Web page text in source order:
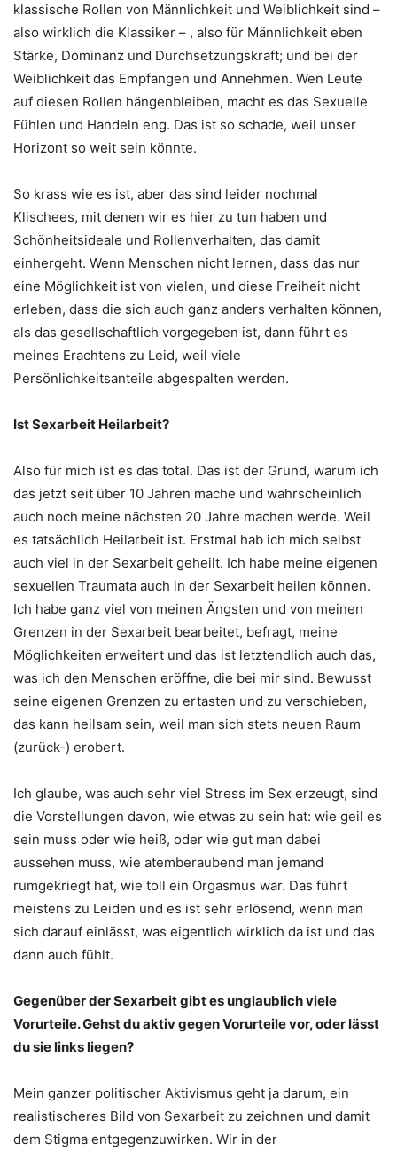
klassische Rollen von Männlichkeit und Weiblichkeit sind –
also wirklich die Klassiker – , also für Männlichkeit eben
Stärke, Dominanz und Durchsetzungskraft; und bei der
Weiblichkeit das Empfangen und Annehmen. Wen Leute
auf diesen Rollen hängenbleiben, macht es das Sexuelle
Fühlen und Handeln eng. Das ist so schade, weil unser
Horizont so weit sein könnte.
So krass wie es ist, aber das sind leider nochmal
Klischees, mit denen wir es hier zu tun haben und
Schönheitsideale und Rollenverhalten, das damit
einhergeht. Wenn Menschen nicht lernen, dass das nur
eine Möglichkeit ist von vielen, und diese Freiheit nicht
erleben, dass die sich auch ganz anders verhalten können,
als das gesellschaftlich vorgegeben ist, dann führt es
meines Erachtens zu Leid, weil viele
Persönlichkeitsanteile abgespalten werden.
Ist Sexarbeit Heilarbeit?
Also für mich ist es das total. Das ist der Grund, warum ich
das jetzt seit über 10 Jahren mache und wahrscheinlich
auch noch meine nächsten 20 Jahre machen werde. Weil
es tatsächlich Heilarbeit ist. Erstmal hab ich mich selbst
auch viel in der Sexarbeit geheilt. Ich habe meine eigenen
sexuellen Traumata auch in der Sexarbeit heilen können.
Ich habe ganz viel von meinen Ängsten und von meinen
Grenzen in der Sexarbeit bearbeitet, befragt, meine
Möglichkeiten erweitert und das ist letztendlich auch das,
was ich den Menschen eröffne, die bei mir sind. Bewusst
seine eigenen Grenzen zu ertasten und zu verschieben,
das kann heilsam sein, weil man sich stets neuen Raum
(zurück-) erobert.
Ich glaube, was auch sehr viel Stress im Sex erzeugt, sind
die Vorstellungen davon, wie etwas zu sein hat: wie geil es
sein muss oder wie heiß, oder wie gut man dabei
aussehen muss, wie atemberaubend man jemand
rumgekriegt hat, wie toll ein Orgasmus war. Das führt
meistens zu Leiden und es ist sehr erlösend, wenn man
sich darauf einlässt, was eigentlich wirklich da ist und das
dann auch fühlt.
Gegenüber der Sexarbeit gibt es unglaublich viele
Vorurteile. Gehst du aktiv gegen Vorurteile vor, oder lässt
du sie links liegen?
Mein ganzer politischer Aktivismus geht ja darum, ein
realistischeres Bild von Sexarbeit zu zeichnen und damit
dem Stigma entgegenzuwirken. Wir in der